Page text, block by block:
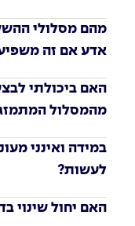
אדע אם זה
מהמסלול
לעשות?
האם יחול שינוי